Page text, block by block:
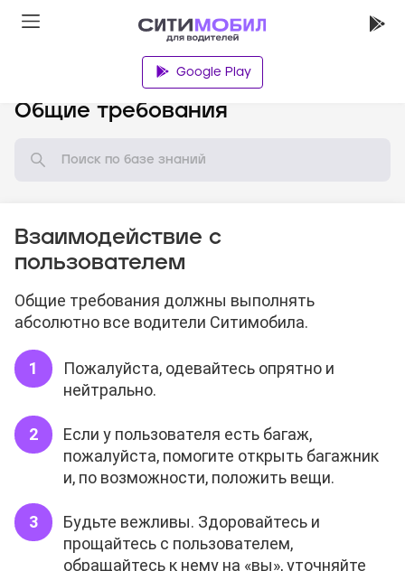
Google Play
Общие требования
Взаимодействие с
пользователем
Общие требования должны выполнять
абсолютно все водители Ситимобила.
Пожалуйста, одевайтесь опрятно и
нейтрально.
Если у пользователя есть багаж,
пожалуйста, помогите открыть багажник
и, по возможности, положить вещи.
Будьте вежливы. Здоровайтесь и
прощайтесь с пользователем,
обращайтесь к нему на «вы», уточняйте